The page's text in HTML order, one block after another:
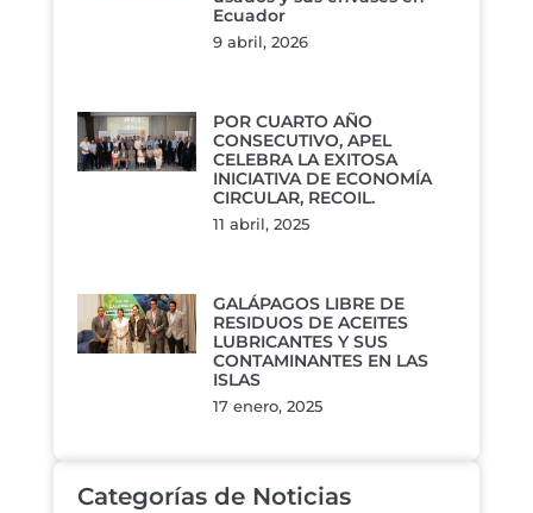
Ecuador
9 abril, 2026
POR CUARTO AÑO
CONSECUTIVO, APEL
CELEBRA LA EXITOSA
INICIATIVA DE ECONOMÍA
CIRCULAR, RECOIL.
11 abril, 2025
GALÁPAGOS LIBRE DE
RESIDUOS DE ACEITES
LUBRICANTES Y SUS
CONTAMINANTES EN LAS
ISLAS
17 enero, 2025
Categorías de Noticias